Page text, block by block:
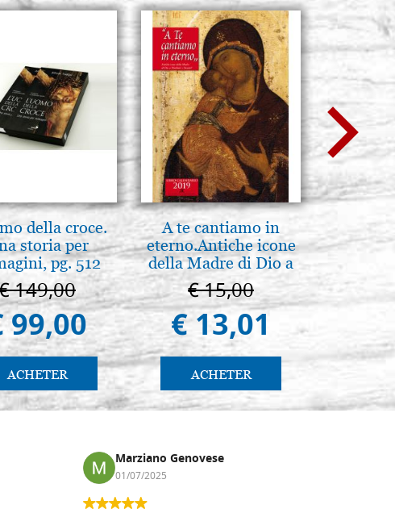
della croce.
storia per
pg. 512
149,00
99,00
ACHETER
A te cantiamo in
eterno.Antiche icone
della Madre di Dio a
Vladimir e Suzdal
(libro-cal. 2019))
€ 15,00
€ 13,01
ACHETER
Luce
€
Marziano Genovese
01/07/2025